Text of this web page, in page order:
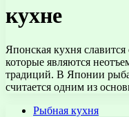
кухне
Японская кухня
которые являются
традиций. В Японии
считается одним из
Рыбная кухня